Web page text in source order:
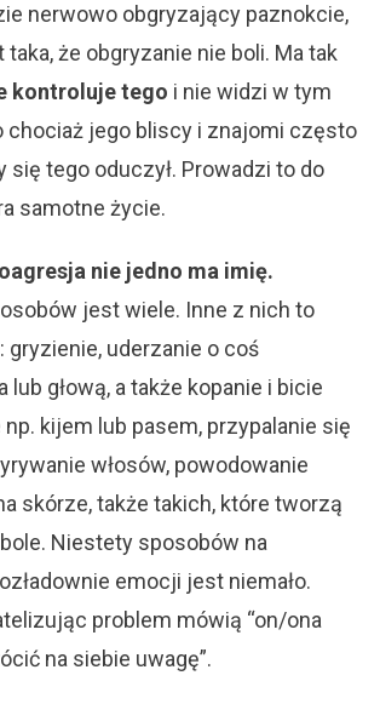
nerwowo obgryzający paznokcie,
że obgryzanie nie boli. Ma tak
kontroluje tego i nie widzi w tym
chociaż jego bliscy i znajomi często
się tego oduczył. Prowadzi to do
samotne życie.
nie jedno ma imię.
jest wiele. Inne z nich to
gryzienie, uderzanie o coś
lub głową, a także kopanie i bicie
kijem lub pasem, przypalanie się
włosów, powodowanie
skórze, także takich, które tworzą
Niestety sposobów na
emocji jest niemało.
problem mówią “on/ona
na siebie uwagę”.